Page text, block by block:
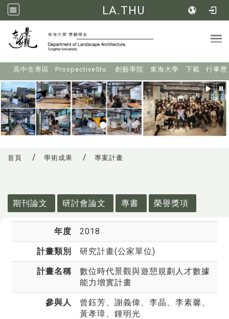
LA.THU
高中生專區 ProspectiveStu. 創藝學院 東海大學 下載 行事歷
首頁 學術成果 專案計畫
期刊論文
研討會論文 專書 榮譽獎項
年度 2018
計畫類別 研究計畫(公家單位)
計畫名稱
數位時代景觀與遊憩規劃人才數據
能力增實計畫
參與人
曾鈺芳、謝義偉、李晶、李素馨、
黃孝璋、鍾明光